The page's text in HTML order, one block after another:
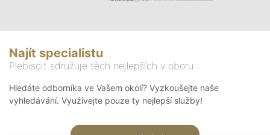
Najít specialistu
Plebiscit sdružuje těch nejlepších v oboru
Hledáte odborníka ve Vašem okolí? Vyzkoušejte naše
vyhledávání. Využívejte pouze ty nejlepší služby!